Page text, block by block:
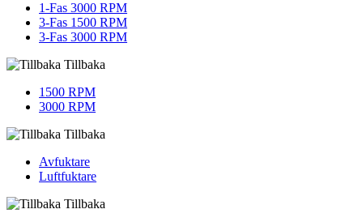
1-Fas 3000 RPM
3-Fas 1500 RPM
3-Fas 3000 RPM
Tillbaka
1500 RPM
3000 RPM
Tillbaka
Avfuktare
Luftfuktare
Tillbaka